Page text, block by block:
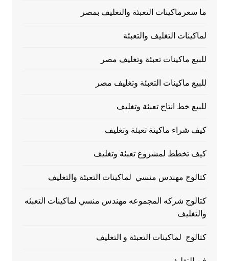
ما سعرماكينات التعبئة والتغليف بمصر
لماكينات التغليف والتعبئة
للبيع ماكينات تعبئة وتغليف مصر
للبيع ماكينات التعبئة وتغليف مصر
للبيع خط انتاج تعبئة وتغليف
كيف شراء ماكينة تعبئة وتغليف
كيف تخطط لمشروع تعبئة وتغليف
كتالوج مهندس منسي لماكينات التعبئة والتغليف
كتالوج شركه المجموعه مهندس منسي لماكينات التعبئه
والتغليف
كتالوج لماكينات التعبئة و التغليف